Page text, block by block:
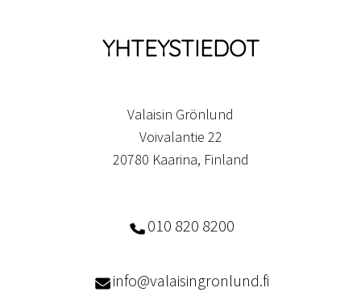
YHTEYSTIEDOT
Valaisin Grönlund
Voivalantie 22
20780 Kaarina, Finland
010 820 8200
info@valaisingronlund.fi